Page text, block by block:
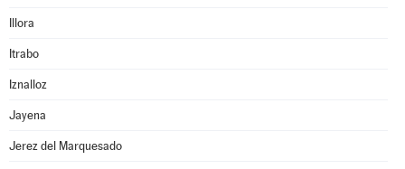
Illora
Itrabo
Iznalloz
Jayena
Jerez del Marquesado